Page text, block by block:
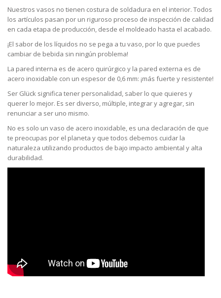
Nuestros vasos no tienen costura de soldadura en el interior. Todos
los artículos pasan por un riguroso proceso de inspección de calidad
en cada etapa de producción, desde el moldeado hasta el acabado.
¡El sabor de los líquidos no se pega a tu vaso, por lo que puedes
cambiar de bebida sin ningún problema!
La pared interna es de acero quirúrgico y la pared externa es de
acero inoxidable con un espesor de 0,6 mm: ¡más fuerte y resistente!
Ser Glück significa tener personalidad, saber lo que quieres y
querer lo mejor. Es ser diverso, múltiple, integrar y agregar, sin
renunciar a ser uno mismo.
No es solo un vaso de acero inoxidable, es una declaración de que
te preocupas por el planeta y que todos debemos cuidar la
naturaleza utilizando productos de bajo impacto ambiental y alta
durabilidad.